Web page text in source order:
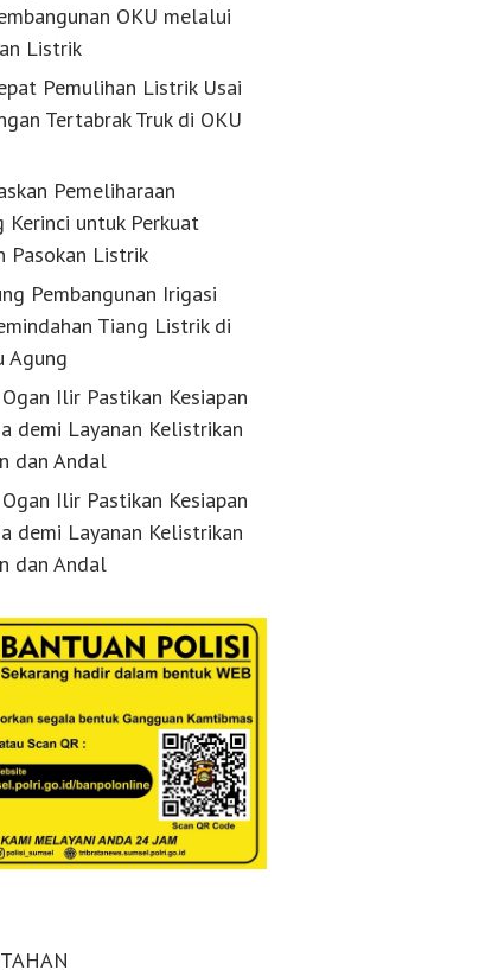
OKU melalui
Listrik
Pemulihan Listrik Usai
Tertabrak Truk di OKU
Pemeliharaan
Kerinci untuk Perkuat
Pasokan Listrik
Pembangunan Irigasi
Tiang Listrik di
Agung
Ilir Pastikan Kesiapan
demi Layanan Kelistrikan
dan Andal
Ilir Pastikan Kesiapan
demi Layanan Kelistrikan
dan Andal